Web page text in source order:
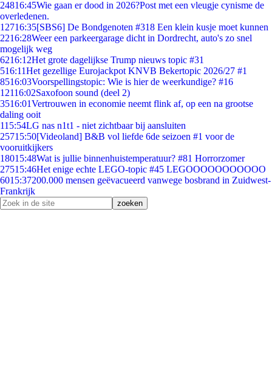
24816:45Wie gaan er dood in 2026?Post met een vleugje cynisme de
overledenen.
12716:35[SBS6] De Bondgenoten #318 Een klein kusje moet kunnen
2216:28Weer een parkeergarage dicht in Dordrecht, auto's zo snel
mogelijk weg
6216:12Het grote dagelijkse Trump nieuws topic #31
516:11Het gezellige Eurojackpot KNVB Bekertopic 2026/27 #1
8516:03Voorspellingstopic: Wie is hier de weerkundige? #16
12116:02Saxofoon sound (deel 2)
3516:01Vertrouwen in economie neemt flink af, op een na grootse
daling ooit
115:54LG nas n1t1 - niet zichtbaar bij aansluiten
25715:50[Videoland] B&B vol liefde 6de seizoen #1 voor de
vooruitkijkers
18015:48Wat is jullie binnenhuistemperatuur? #81 Horrorzomer
27515:46Het enige echte LEGO-topic #45 LEGOOOOOOOOOOO
6015:37200.000 mensen geëvacueerd vanwege bosbrand in Zuidwest-
Frankrijk